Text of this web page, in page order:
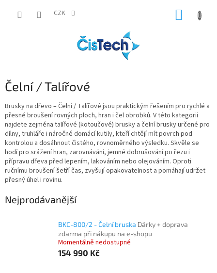
CZK
Čelní / Talířové
Brusky na dřevo – Čelní / Talířové jsou praktickým řešením pro rychlé a
přesné broušení rovných ploch, hran i čel obrobků. V této kategorii
najdete zejména talířové (kotoučové) brusky a čelní brusky určené pro
dílny, truhláře i náročné domácí kutily, kteří chtějí mít povrch pod
kontrolou a dosáhnout čistého, rovnoměrného výsledku. Skvěle se
hodí pro srážení hran, zarovnávání, jemné dobrušování po řezu i
přípravu dřeva před lepením, lakováním nebo olejováním. Oproti
ručnímu broušení šetří čas, zvyšují opakovatelnost a pomáhají udržet
přesný úhel i rovinu.
Nejprodávanější
BKC-800/2 - Čelní bruska Dárky + doprava
zdarma při nákupu na e-shopu
Momentálně nedostupné
154 990 Kč